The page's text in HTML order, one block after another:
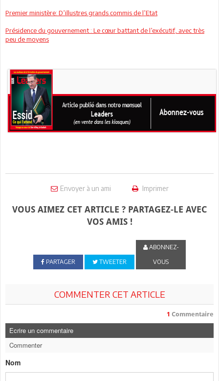
Premier ministère: D’illustres grands commis de l’Etat
Présidence du gouvernement : Le cœur battant de l’exécutif, avec très
peu de moyens
Envoyer à un ami Imprimer
VOUS AIMEZ CET ARTICLE ? PARTAGEZ-LE AVEC
VOS AMIS !
PARTAGER TWEETER
ABONNEZ-
VOUS
COMMENTER CET ARTICLE
1 Commentaire
Ecrire un commentaire
Commenter
Nom